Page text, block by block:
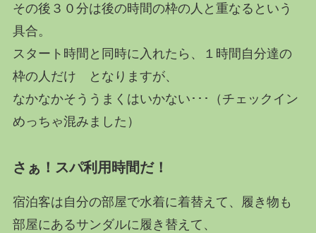
その後３０分は後の時間の枠の人と重なるという
具合。
スタート時間と同時に入れたら、１時間自分達の
枠の人だけ となりますが、
なかなかそううまくはいかない･･･（チェックイン
めっちゃ混みました）
さぁ！スパ利用時間だ！
宿泊客は自分の部屋で水着に着替えて、履き物も
部屋にあるサンダルに履き替えて、